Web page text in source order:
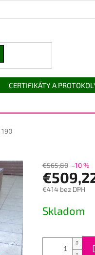
CERTIFIKÁTY A
190
€565,80 –10 %
€414 bez DPH
cena:
Skladom